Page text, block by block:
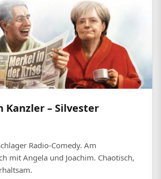
Kanzler – Silvester
Radio-Comedy. Am
mit Angela und Joachim. Chaotisch,